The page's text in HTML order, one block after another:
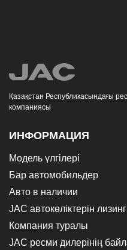
Қазақстан Республикасындағы
компаниясы
ИНФОРМАЦИЯ
Модель үлгілері
Бар автомобильдер
Авто в наличии
JAC автокөліктерін
Компания туралы
JAC ресми дилерінің